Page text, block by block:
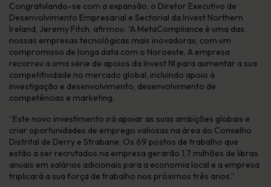
Congratulando-se com a expansão, o Diretor Executivo de
Desenvolvimento Empresarial e Sectorial da Invest Northern
Ireland, Jeremy Fitch, afirmou: “A MetaCompliance é uma das
nossas empresas tecnológicas mais inovadoras, com um
compromisso de longa data com o Noroeste. A empresa
recorreu a uma série de apoios da Invest NI para aumentar a sua
competitividade no mercado global, incluindo apoio à
investigação e desenvolvimento, desenvolvimento de
competências e marketing.
“Este novo investimento irá apoiar as suas ambições globais e
criar oportunidades de emprego valiosas na área do Conselho
Distrital de Derry e Strabane. Os 69 postos de trabalho que
estão a ser recrutados na empresa gerarão 1,7 milhões de libras
anuais em salários adicionais para a economia local e a empresa
triplicará a sua força de trabalho nos próximos três anos.”